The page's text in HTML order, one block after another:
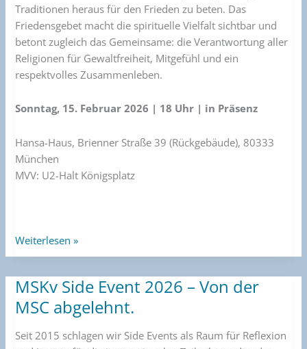
Traditionen heraus für den Frieden zu beten. Das
Friedensgebet macht die spirituelle Vielfalt sichtbar und
betont zugleich das Gemeinsame: die Verantwortung aller
Religionen für Gewaltfreiheit, Mitgefühl und ein
respektvolles Zusammenleben.
Sonntag, 15. Februar 2026 | 18 Uhr | in Präsenz
Hansa-Haus, Brienner Straße 39 (Rückgebäude), 80333
München
MVV: U2-Halt Königsplatz
Weiterlesen »
MSKv Side Event 2026 – Von der
MSC abgelehnt.
Seit 2015 schlagen wir Side Events als Raum für Reflexion
MSKv
Side
Event
2026